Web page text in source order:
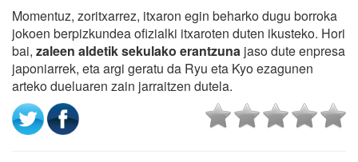
Momentuz, zoritxarrez, itxaron egin beharko dugu borroka
jokoen berpizkundea ofizialki itxaroten duten ikusteko. Hori
bai, zaleen aldetik sekulako erantzuna jaso dute enpresa
japoniarrek, eta argi geratu da Ryu eta Kyo ezagunen
arteko dueluaren zain jarraitzen dutela.